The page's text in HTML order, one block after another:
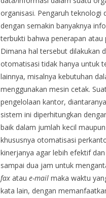
organisasi. Pengaruh teknologi
dengan semakin banyaknya
terbukti bahwa penerapan
Dimana hal tersebut dilakukan
otomatisasi tidak hanya untuk
lainnya, misalnya kebutuhan
menggunakan mesin cetak.
pengelolaan kantor,
sistem ini diperhitungkan
baik dalam jumlah kecil
khususnya otomatisasi
kinerjanya agar lebih efektif
sampai dua jam untuk
fax atau e-mail maka waktu
kata lain, dengan